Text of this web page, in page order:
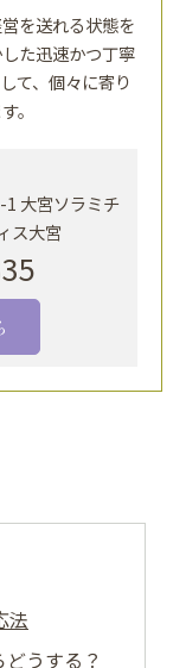
を送れる状態を
た迅速かつ丁寧
て、個々に寄り
。
大宮ソラミチ
ス大宮
法
うする？